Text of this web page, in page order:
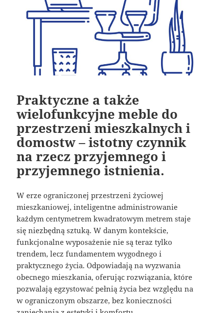
Praktyczne a także
wielofunkcyjne meble do
przestrzeni mieszkalnych i
domostw – istotny czynnik
na rzecz przyjemnego i
przyjemnego istnienia.
W erze ograniczonej przestrzeni życiowej
mieszkaniowej, inteligentne administrowanie
każdym centymetrem kwadratowym metrem staje
się niezbędną sztuką. W danym kontekście,
funkcjonalne wyposażenie nie są teraz tylko
trendem, lecz fundamentem wygodnego i
praktycznego życia. Odpowiadają na wyzwania
obecnego mieszkania, oferując rozwiązania, które
pozwalają egzystować pełnią życia bez względu na
w ograniczonym obszarze, bez konieczności